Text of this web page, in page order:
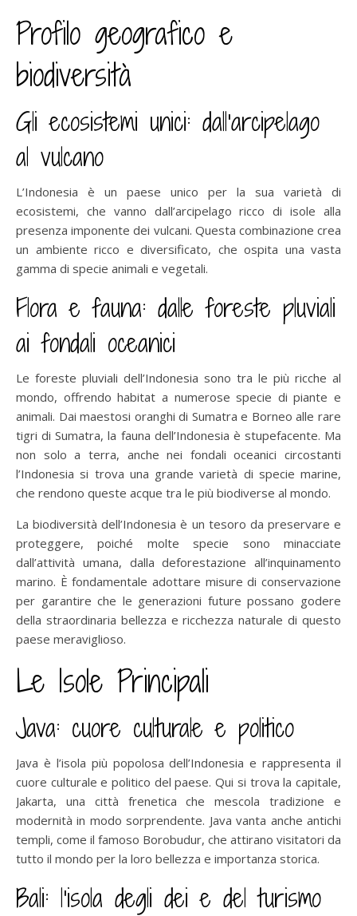
Profilo geografico e
biodiversità
Gli ecosistemi unici: dall’arcipelago
al vulcano
L’Indonesia è un paese unico per la sua varietà di
ecosistemi, che vanno dall’arcipelago ricco di isole alla
presenza imponente dei vulcani. Questa combinazione crea
un ambiente ricco e diversificato, che ospita una vasta
gamma di specie animali e vegetali.
Flora e fauna: dalle foreste pluviali
ai fondali oceanici
Le foreste pluviali dell’Indonesia sono tra le più ricche al
mondo, offrendo habitat a numerose specie di piante e
animali. Dai maestosi oranghi di Sumatra e Borneo alle rare
tigri di Sumatra, la fauna dell’Indonesia è stupefacente. Ma
non solo a terra, anche nei fondali oceanici circostanti
l’Indonesia si trova una grande varietà di specie marine,
che rendono queste acque tra le più biodiverse al mondo.
La biodiversità dell’Indonesia è un tesoro da preservare e
proteggere, poiché molte specie sono minacciate
dall’attività umana, dalla deforestazione all’inquinamento
marino. È fondamentale adottare misure di conservazione
per garantire che le generazioni future possano godere
della straordinaria bellezza e ricchezza naturale di questo
paese meraviglioso.
Le Isole Principali
Java: cuore culturale e politico
Java è l’isola più popolosa dell’Indonesia e rappresenta il
cuore culturale e politico del paese. Qui si trova la capitale,
Jakarta, una città frenetica che mescola tradizione e
modernità in modo sorprendente. Java vanta anche antichi
templi, come il famoso Borobudur, che attirano visitatori da
tutto il mondo per la loro bellezza e importanza storica.
Bali: l’isola degli dei e del turismo